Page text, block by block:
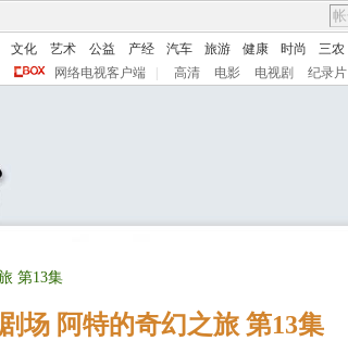
文化 艺术 公益 产经 汽车 旅游 健康 时尚 三农
网络电视客户端 高清 电影 电视剧 纪录片
第13集
场 阿特的奇幻之旅 第13集